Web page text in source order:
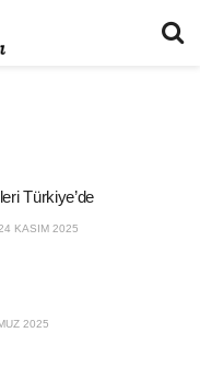
Türkiye’de
KASIM 2025
2025